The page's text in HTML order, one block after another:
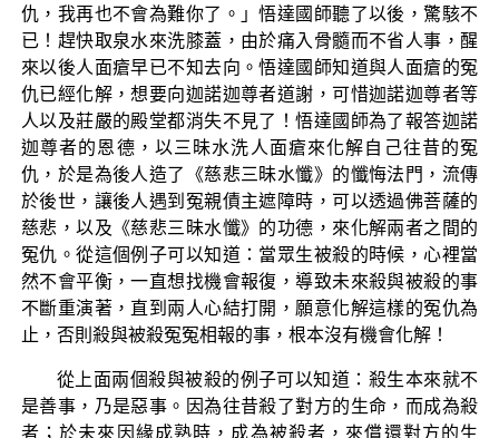
仇，我再也不會為難你了。」悟達國師聽了以後，驚駭不
已！趕快取泉水來洗膝蓋，由於痛入骨髓而不省人事，醒
來以後人面瘡早已不知去向。悟達國師知道與人面瘡的冤
仇已經化解，想要向迦諾迦尊者道謝，可惜迦諾迦尊者等
人以及莊嚴的殿堂都消失不見了！悟達國師為了報答迦諾
迦尊者的恩德，以三昧水洗人面瘡來化解自己往昔的冤
仇，於是為後人造了《慈悲三昧水懺》的懺悔法門，流傳
於後世，讓後人遇到冤親債主遮障時，可以透過佛菩薩的
慈悲，以及《慈悲三昧水懺》的功德，來化解兩者之間的
冤仇。從這個例子可以知道：當眾生被殺的時候，心裡當
然不會平衡，一直想找機會報復，導致未來殺與被殺的事
不斷重演著，直到兩人心結打開，願意化解這樣的冤仇為
止，否則殺與被殺冤冤相報的事，根本沒有機會化解！
從上面兩個殺與被殺的例子可以知道：殺生本來就不
是善事，乃是惡事。因為往昔殺了對方的生命，而成為殺
者；於未來因緣成熟時，成為被殺者，來償還對方的生